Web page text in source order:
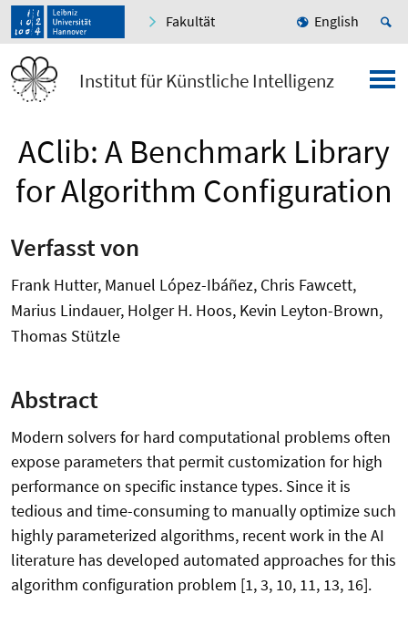
Fakultät English
Institut für Künstliche Intelligenz
AClib: A Benchmark Library
for Algorithm Configuration
Verfasst von
Frank Hutter, Manuel López-Ibáñez, Chris Fawcett,
Marius Lindauer, Holger H. Hoos, Kevin Leyton-Brown,
Thomas Stützle
Abstract
Modern solvers for hard computational problems often
expose parameters that permit customization for high
performance on specific instance types. Since it is
tedious and time-consuming to manually optimize such
highly parameterized algorithms, recent work in the AI
literature has developed automated approaches for this
algorithm configuration problem [1, 3, 10, 11, 13, 16].